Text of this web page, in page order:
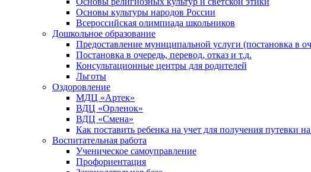
Основы культуры народов России
Всероссийская олимпиада школьников
Дошкольное образование
Предоставление муниципальной услуги (постановка в
Постановка в очередь, перевод, отказ и т.д.
Консультационные центры для родителей
Льготы
Оздоровление
МДЦ «Артек»
ВДЦ «Орленок»
ВДЦ «Смена»
Как поставить ребенка на учет для получения путевки
Воспитательная работа
Ученическое самоуправление
Профориентация